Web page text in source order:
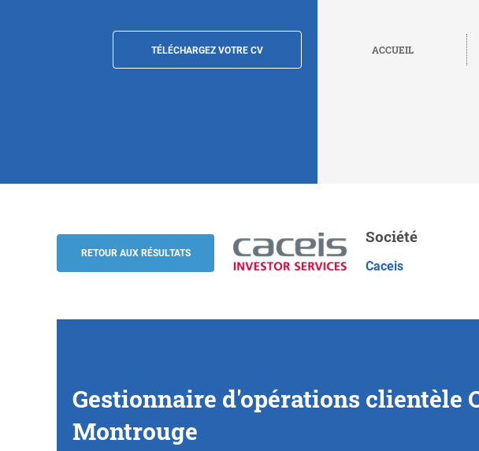
TÉLÉCHARGEZ VOTRE CV ACCUEIL
(H/F), Montrouge
Caceis
RETOUR AUX RÉSULTATS
Société
Caceis
Gestionnaire d'opérations clientèle
Montrouge